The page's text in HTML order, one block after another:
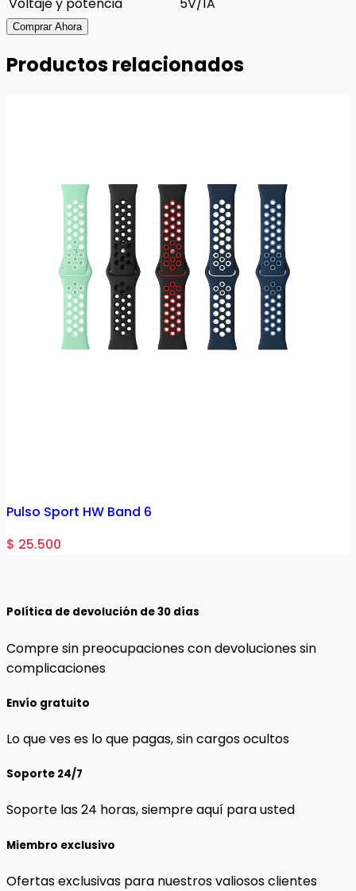
Comprar Ahora
Productos relacionados
Pulso Sport HW Band 6
$ 25.500
Política de devolución de 30 días
Compre sin preocupaciones con devoluciones sin
complicaciones
Envío gratuito
Lo que ves es lo que pagas, sin cargos ocultos
Soporte 24/7
Soporte las 24 horas, siempre aquí para usted
Miembro exclusivo
Ofertas exclusivas para nuestros valiosos clientes